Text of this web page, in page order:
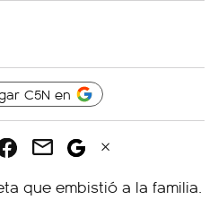
C5N en